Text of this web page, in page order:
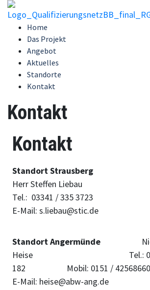
Home
Das Projekt
Angebot
Aktuelles
Standorte
Kontakt
Kontakt
Kontakt
Standort Strausberg
Herr Steffen Liebau
Tel.: 03341 / 335 3723
E-Mail: s.liebau@stic.de
Standort Angermünde
Heise Tel.: 03331 /
182 Mobil: 0151 / 42568660
E-Mail: heise@abw-ang.de